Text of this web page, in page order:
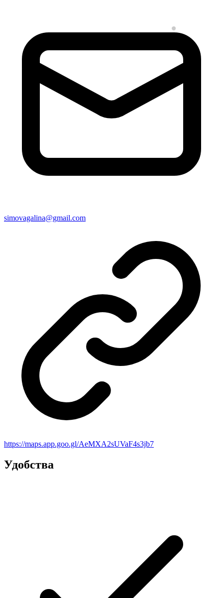
simovagalina@gmail.com
https://maps.app.goo.gl/AeMXA2sUVaF4s3jb7
Удобства